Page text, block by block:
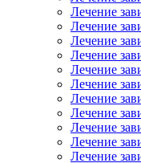
Лечение
Лечение
Лечение
Лечение
Лечение
Лечение
Лечение
Лечение
Лечение
Лечение
Лечение